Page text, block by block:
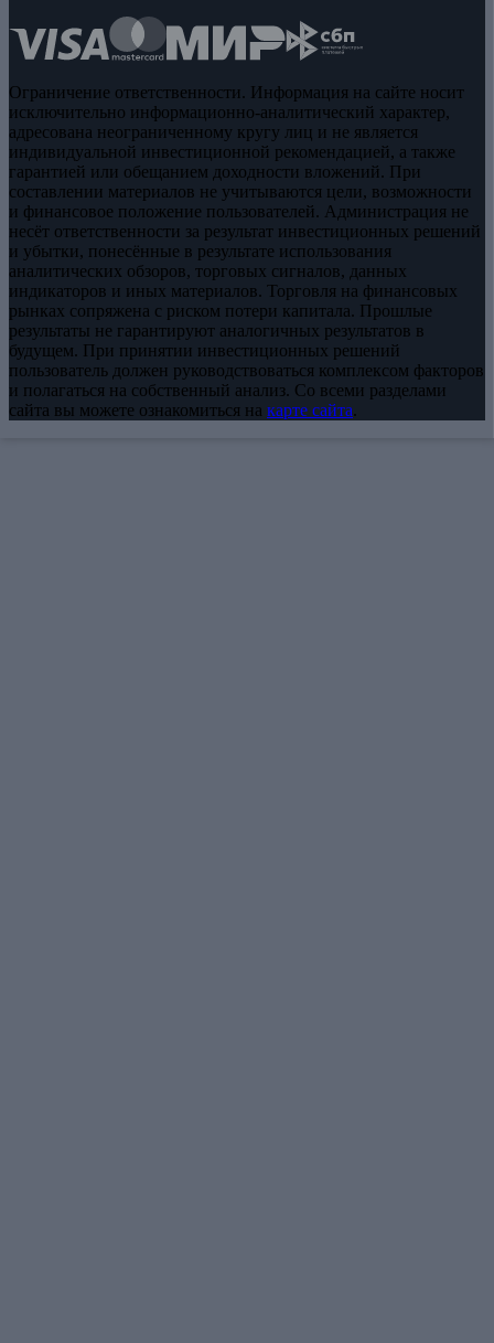
Ограничение ответственности. Информация на сайте носит
исключительно информационно-аналитический характер,
адресована неограниченному кругу лиц и не является
индивидуальной инвестиционной рекомендацией, а также
гарантией или обещанием доходности вложений. При
составлении материалов не учитываются цели, возможности
и финансовое положение пользователей. Администрация не
несёт ответственности за результат инвестиционных решений
и убытки, понесённые в результате использования
аналитических обзоров, торговых сигналов, данных
индикаторов и иных материалов. Торговля на финансовых
рынках сопряжена с риском потери капитала. Прошлые
результаты не гарантируют аналогичных результатов в
будущем. При принятии инвестиционных решений
пользователь должен руководствоваться комплексом факторов
и полагаться на собственный анализ. Со всеми разделами
сайта вы можете ознакомиться на карте сайта.